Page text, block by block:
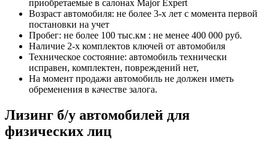
приобретаемые в салонах Major Expert
Возраст автомобиля: не более 3-х лет с момента первой
постановки на учет
Пробег: не более 100 тыс.км : не менее 400 000 руб.
Наличие 2-х комплектов ключей от автомобиля
Техническое состояние: автомобиль технически
исправен, комплектен, повреждений нет,
На момент продажи автомобиль не должен иметь
обременения в качестве залога.
Лизинг б/у автомобилей для
физических лиц